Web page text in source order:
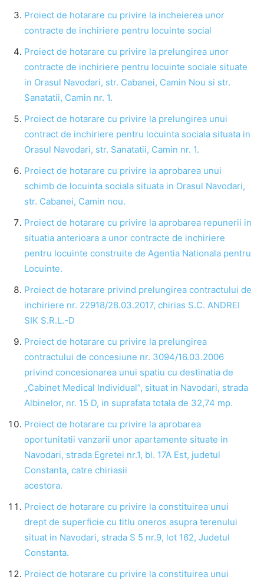
Proiect de hotarare cu privire la incheierea unor
contracte de inchiriere pentru locuinte social
Proiect de hotarare cu privire la prelungirea unor
contracte de inchiriere pentru locuinte sociale situate
in Orasul Navodari, str. Cabanei, Camin Nou si str.
Sanatatii, Camin nr. 1.
Proiect de hotarare cu privire la prelungirea unui
contract de inchiriere pentru locuinta sociala situata in
Orasul Navodari, str. Sanatatii, Camin nr. 1.
Proiect de hotarare cu privire la aprobarea unui
schimb de locuinta sociala situata in Orasul Navodari,
str. Cabanei, Camin nou.
Proiect de hotarare cu privire la aprobarea repunerii in
situatia anterioara a unor contracte de inchiriere
pentru locuinte construite de Agentia Nationala pentru
Locuinte.
Proiect de hotarare privind prelungirea contractului de
inchiriere nr. 22918/28.03.2017, chirias S.C. ANDREI
SIK S.R.L.-D
Proiect de hotarare cu privire la prelungirea
contractului de concesiune nr. 3094/16.03.2006
privind concesionarea unui spatiu cu destinatia de
„Cabinet Medical Individual”, situat in Navodari, strada
Albinelor, nr. 15 D, in suprafata totala de 32,74 mp.
Proiect de hotarare cu privire la aprobarea
oportunitatii vanzarii unor apartamente situate in
Navodari, strada Egretei nr.1, bl. 17A Est, judetul
Constanta, catre chiriasii
Proiect de hotarare cu privire la constituirea unui
drept de superficie cu titlu oneros asupra terenului
situat in Navodari, strada S 5 nr.9, lot 162, Judetul
Constanta.
Proiect de hotarare cu privire la constituirea unui